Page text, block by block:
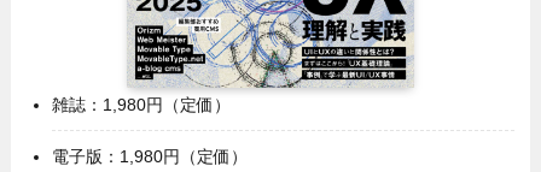
雑誌：1,980円（定価）
電子版：1,980円（定価）